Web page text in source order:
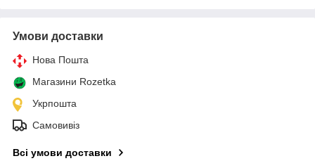
Умови доставки
Нова Пошта
Магазини Rozetka
Укрпошта
Самовивіз
Всі умови доставки